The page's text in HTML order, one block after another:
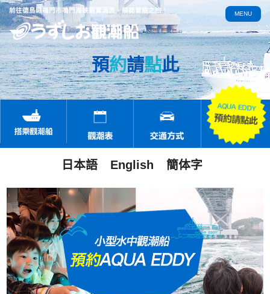
前往德島縣鳴門市鳴門海峽觀賞渦流，展開冒險之旅！
日本語 English 簡体字
MENU
預約請點此